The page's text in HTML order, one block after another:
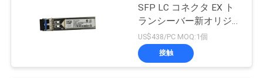
SFP LC コネクタ EX ト
ランシーバー新オリジナ
ル
US$438/PC MOQ:1個
接触